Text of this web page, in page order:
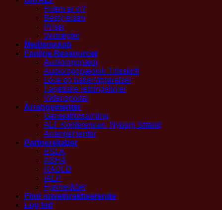
Hvem er vi?
Bestyrelsen
Priser
Vedtægter
Medlemskab
Faglige Ressourcer
Audiologopædi
Audiologopædisk Tidsskrift
Love og bekendtgørelser
Fagetiske retningslinjer
Vidensportal
Arrangementer
Generalforsamling
ALF Konferencen, Nyborg Strand
Arrangementer
Partnerskaber
ESLA
ASHA
RADLD
IALP
Hjernerådet
Find privatpraktiserende
Log ind